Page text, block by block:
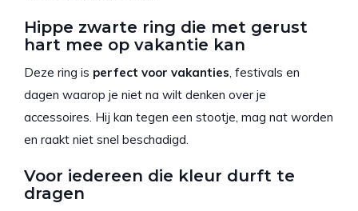
Hippe zwarte ring die met gerust
hart mee op vakantie kan
Deze ring is perfect voor vakanties , festivals en
dagen waarop je niet na wilt denken over je
accessoires. Hij kan tegen een stootje, mag nat worden
en raakt niet snel beschadigd.
Voor iedereen die kleur durft te
dragen